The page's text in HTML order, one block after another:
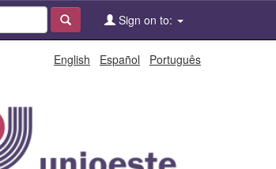
Sign on to:
English Español Português